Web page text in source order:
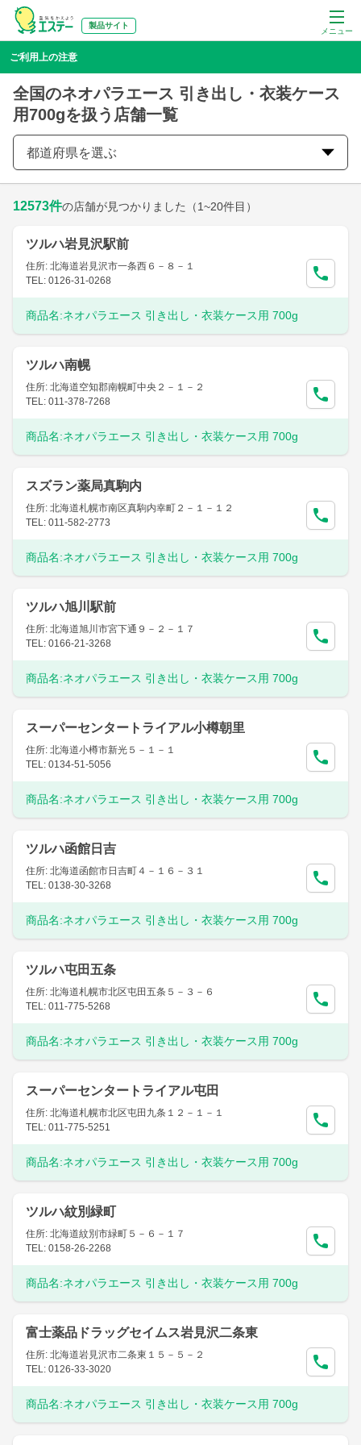
メニュー
製品サイト
ご利用上の注意
全国のネオパラエース 引き出し・衣装ケース
用700gを扱う店舗一覧
都道府県を選ぶ
12573件の店舗が見つかりました （1~20件目）
ツルハ岩見沢駅前
住所: 北海道岩見沢市一条西６－８－１
TEL: 0126-31-0268
商品名:ネオパラエース 引き出し・衣装ケース用 700g
ツルハ南幌
住所: 北海道空知郡南幌町中央２－１－２
TEL: 011-378-7268
商品名:ネオパラエース 引き出し・衣装ケース用 700g
スズラン薬局真駒内
住所: 北海道札幌市南区真駒内幸町２－１－１２
TEL: 011-582-2773
商品名:ネオパラエース 引き出し・衣装ケース用 700g
ツルハ旭川駅前
住所: 北海道旭川市宮下通９－２－１７
TEL: 0166-21-3268
商品名:ネオパラエース 引き出し・衣装ケース用 700g
スーパーセンタートライアル小樽朝里
住所: 北海道小樽市新光５－１－１
TEL: 0134-51-5056
商品名:ネオパラエース 引き出し・衣装ケース用 700g
ツルハ函館日吉
住所: 北海道函館市日吉町４－１６－３１
TEL: 0138-30-3268
商品名:ネオパラエース 引き出し・衣装ケース用 700g
ツルハ屯田五条
住所: 北海道札幌市北区屯田五条５－３－６
TEL: 011-775-5268
商品名:ネオパラエース 引き出し・衣装ケース用 700g
スーパーセンタートライアル屯田
住所: 北海道札幌市北区屯田九条１２－１－１
TEL: 011-775-5251
商品名:ネオパラエース 引き出し・衣装ケース用 700g
ツルハ紋別緑町
住所: 北海道紋別市緑町５－６－１７
TEL: 0158-26-2268
商品名:ネオパラエース 引き出し・衣装ケース用 700g
富士薬品ドラッグセイムス岩見沢二条東
住所: 北海道岩見沢市二条東１５－５－２
TEL: 0126-33-3020
商品名:ネオパラエース 引き出し・衣装ケース用 700g